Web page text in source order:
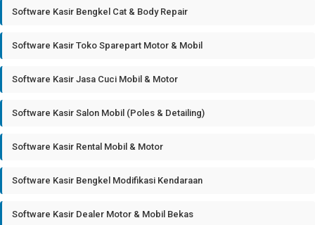
Software Kasir Bengkel Cat & Body Repair
Software Kasir Toko Sparepart Motor & Mobil
Software Kasir Jasa Cuci Mobil & Motor
Software Kasir Salon Mobil (Poles & Detailing)
Software Kasir Rental Mobil & Motor
Software Kasir Bengkel Modifikasi Kendaraan
Software Kasir Dealer Motor & Mobil Bekas